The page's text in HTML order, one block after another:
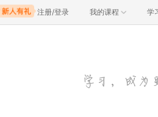
注册/登录 我的课程 学